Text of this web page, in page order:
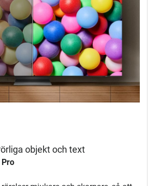
objekt och text